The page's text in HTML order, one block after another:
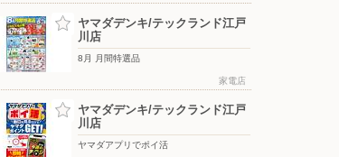
ヤマダデンキ/テックランド江戸
川店
8月 月間特選品
家電店
ヤマダデンキ/テックランド江戸
川店
ヤマダアプリでポイ活